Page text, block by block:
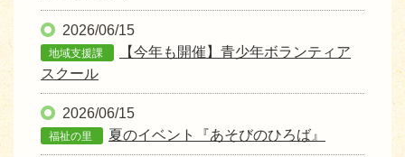
2026/06/15
地域支援課
【今年も開催】青少年ボランティア
スクール
2026/06/15
福祉の里 夏のイベント『あそびのひろば』